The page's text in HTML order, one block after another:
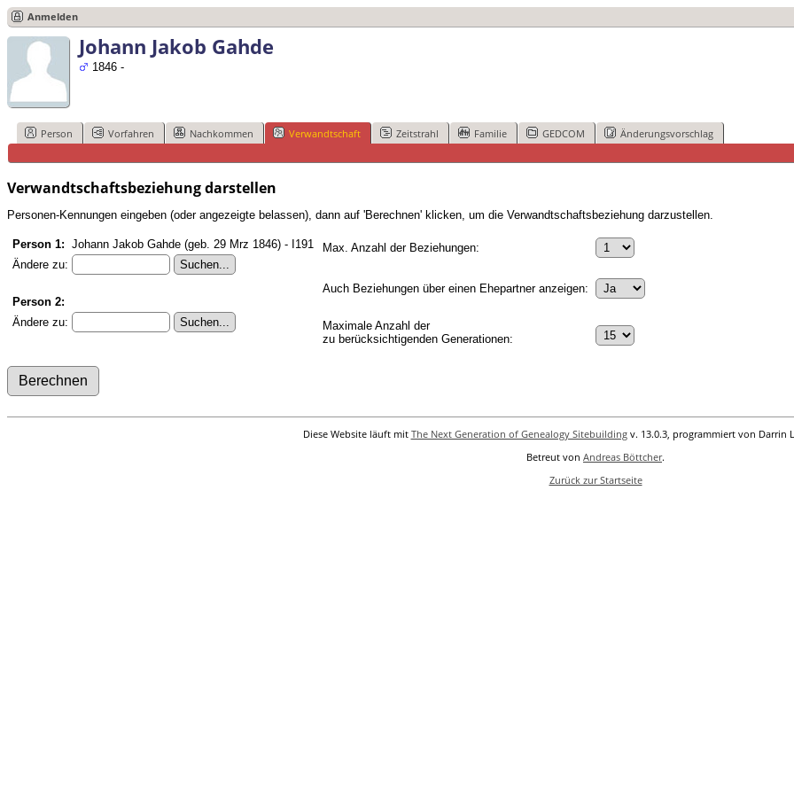
Anmelden
Johann Jakob Gahde
1846 -
Person Vorfahren Nachkommen Verwandtschaft Zeitstrahl Familie GEDCOM Änderungsvorschlag
Verwandtschaftsbeziehung darstellen
Personen-Kennungen eingeben (oder angezeigte belassen), dann auf 'Berechnen' klicken, um die Verwandtschaftsbeziehung darzustellen.
Person 1: Johann Jakob Gahde (geb. 29 Mrz 1846) - I191
Ändere zu:
Person 2:
Ändere zu:
Max. Anzahl der Beziehungen:
Auch Beziehungen über einen Ehepartner anzeigen:
Maximale Anzahl der
zu berücksichtigenden Generationen:
Diese Website läuft mit The Next Generation of Genealogy Sitebuildingv. 13.0.3, programmiert von Darrin
Betreut von Andreas Böttcher.
Zurück zur Startseite